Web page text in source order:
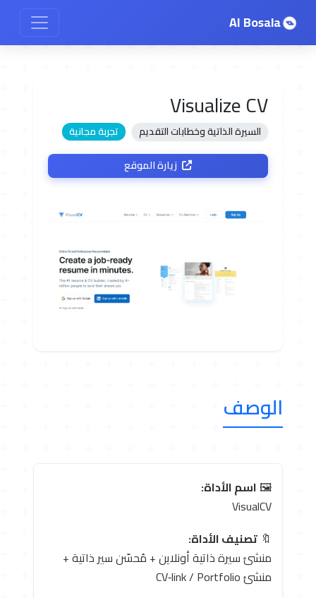
AI Bosala
Visualize CV
السيرة الذاتية وخطابات التقديم
تجربة مجانية
زيارة الموقع
الوصف
🖼️اسم الأداة:
VisualCV
🔖تصنيف الأداة:
منشئ سيرة ذاتية أونلاين + مُحسّن سير ذاتية +
منشئ CV‑link / Portfolio